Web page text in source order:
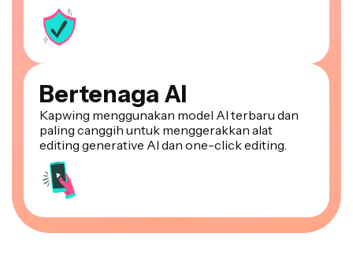
Bertenaga AI
Kapwing menggunakan model AI terbaru dan
paling canggih untuk menggerakkan alat
editing generative AI dan one-click editing.